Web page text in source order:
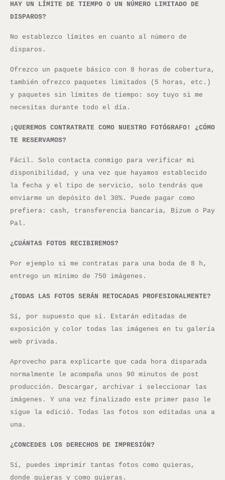
HAY UN LÍMITE DE TIEMPO O UN NÚMERO LIMITADO DE
DISPAROS?
No establezco límites en cuanto al número de
disparos.
Ofrezco un paquete básico con 8 horas de cobertura,
también ofrezco paquetes limitados (5 horas, etc.)
y paquetes sin límites de tiempo: soy tuyo si me
necesitas durante todo el día.
¡QUEREMOS CONTRATRATE COMO NUESTRO FOTÓGRAFO! ¿CÓMO
TE RESERVAMOS?
Fácil. Solo contacta conmigo para verificar mi
disponibilidad, y una vez que hayamos establecido
la fecha y el tipo de servicio, solo tendrás que
enviarme un depósito del 30%. Puede pagar como
prefiera: cash, transferencia bancaria, Bizum o Pay
Pal.
¿CUÁNTAS FOTOS RECIBIREMOS?
Por ejemplo si me contratas para una boda de 8 h,
entrego un mínimo de 750 imágenes.
¿TODAS LAS FOTOS SERÁN RETOCADAS PROFESIONALMENTE?
Sí, por supuesto que sí. Estarán editadas de
exposición y color todas las imágenes en tu galería
web privada.
Aprovecho para explicarte que cada hora disparada
normalmente le acompaña unos 90 minutos de post
producción. Descargar, archivar i seleccionar las
imágenes. Y una vez finalizado este primer paso le
sigue la edició. Todas las fotos son editadas una a
una.
¿CONCEDES LOS DERECHOS DE IMPRESIÓN?
Sí, puedes imprimir tantas fotos como quieras,
donde quieras y como quieras.